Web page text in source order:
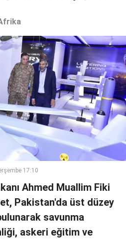
17:10
Ahmed Muallim Fiki
Pakistan'da üst düzey
savunma
askeri eğitim ve